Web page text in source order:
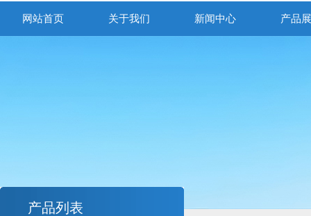
网站首页 关于我们 新闻中心 产品
产品列表